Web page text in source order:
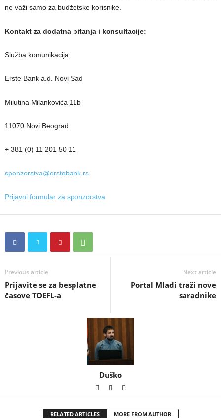
ne važi samo za budžetske korisnike.
Kontakt za dodatna pitanja i konsultacije:
Služba komunikacija
Erste Bank a.d. Novi Sad
Milutina Milankovića 11b
11070 Novi Beograd
+ 381 (0) 11 201 50 11
sponzorstva@erstebank.rs
Prijavni formular za sponzorstva
Previous article
Prijavite se za besplatne
časove TOEFL-a
Next article
Portal Mladi traži nove
saradnike
Duško
RELATED ARTICLES MORE FROM AUTHOR